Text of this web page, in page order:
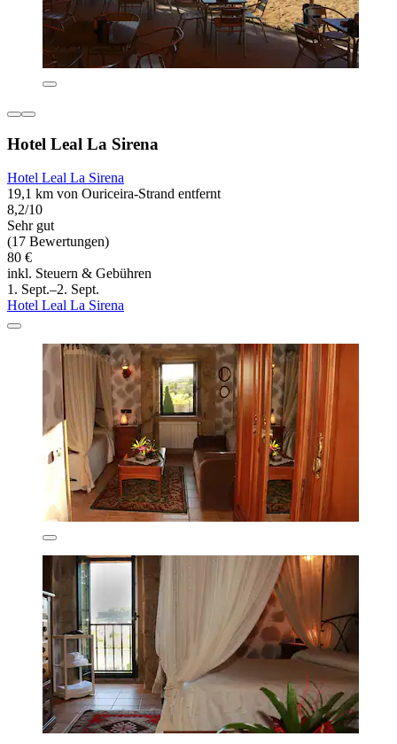
Hotel Leal La Sirena
Hotel Leal La Sirena
19,1 km von Ouriceira-Strand entfernt
8,2/10
Sehr gut
(17 Bewertungen)
80 €
inkl. Steuern & Gebühren
1. Sept.–2. Sept.
Hotel Leal La Sirena